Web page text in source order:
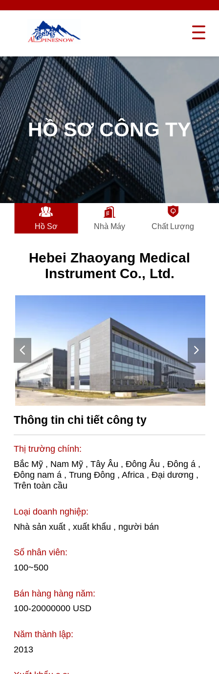
HỒ SƠ CÔNG TY
Hồ Sơ Nhà Máy Chất Lượng
Hebei Zhaoyang Medical
Instrument Co., Ltd.
Thông tin chi tiết công ty
Thị trường chính:
Bắc Mỹ , Nam Mỹ , Tây Âu , Đông Âu , Đông á ,
Đông nam á , Trung Đông , Africa , Đại dương ,
Trên toàn cầu
Loại doanh nghiệp:
Nhà sản xuất , xuất khẩu , người bán
Số nhân viên:
100~500
Bán hàng hàng năm:
100-20000000 USD
Năm thành lập:
2013